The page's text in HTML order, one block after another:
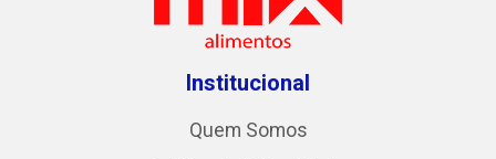
Institucional
Quem Somos